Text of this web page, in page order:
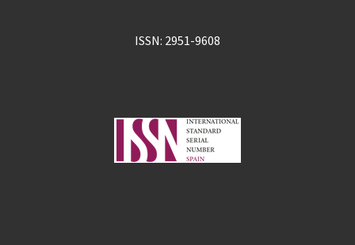
ISSN: 2951-9608